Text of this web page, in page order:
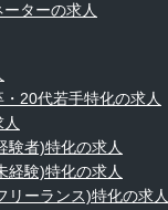
ターの求人
20代若手特化の求人
験者)特化の求人
経験)特化の求人
リーランス)特化の求人